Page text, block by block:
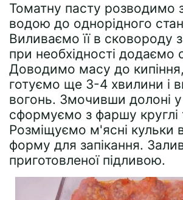
Томатну пасту розводимо
водою до однорідного
Виливаємо її в сковороду
при необхідності додаємо
Доводимо масу до
готуємо ще 3-4 хвилини і
вогонь. Змочивши долоні у
сформуємо з фаршу круглі
Розміщуємо м'ясні кульки
форму для запікання.
приготовленої підливою.